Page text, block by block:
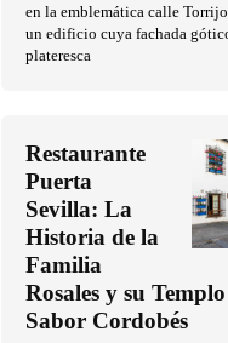
en la emblemática calle
un edificio cuya fachada
plateresca
Restaurante
Puerta
Sevilla: La
Historia de la
Familia
Rosales y su
Sabor Cordobés